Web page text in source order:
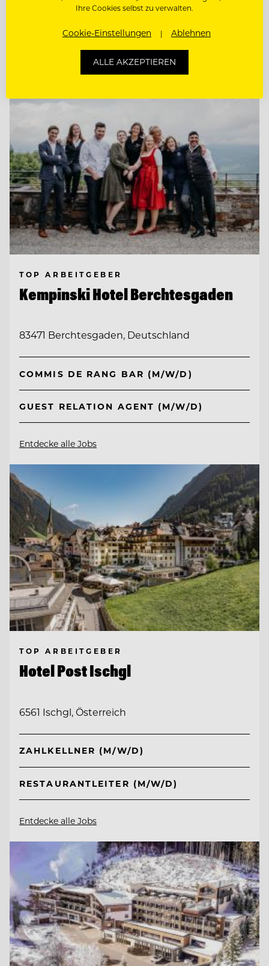
(M/W/D)
CHEF DE RANG
Entdecke alle Jobs
TOP ARBEITGEBER
Kempinski Hotel Berchtesgaden
83471 Berchtesgaden, Deutschland
COMMIS DE RANG BAR (M/W/D)
GUEST RELATION AGENT (M/W/D)
Entdecke alle Jobs
TOP ARBEITGEBER
Hotel Post Ischgl
6561 Ischgl, Österreich
ZAHLKELLNER (M/W/D)
RESTAURANTLEITER (M/W/D)
Entdecke alle Jobs
Ihre Cookies selbst zu verwalten.
Cookie-Einstellungen Ablehnen
ALLE AKZEPTIEREN